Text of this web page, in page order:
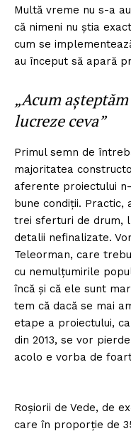
Multă vreme nu s-a
că nimeni nu știa
cum se
au început să apară
„Acum
lucreze ceva”
Primul semn de
majoritatea
aferente proiectului
bune condiții.
trei sferturi de drum,
detalii nefinalizate.
Teleorman, care
cu nemulțumirile
încă și că ele sunt
tem că dacă se mai
etape a proiectului,
din 2013, se vor
acolo e vorba de
Roșiorii de Vede, de
care în proporție de